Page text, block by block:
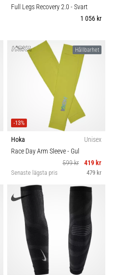
Full Legs Recovery 2.0 - Svart
1 056 kr
Hållbarhet
-13%
Hoka
Unisex
Race Day Arm Sleeve- Gul
599 kr
419 kr
Senaste lägsta pris 479 kr